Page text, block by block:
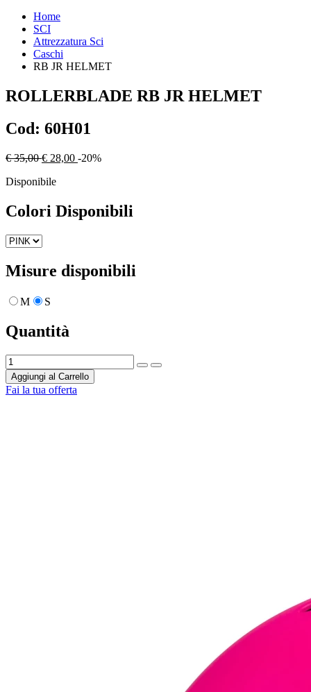
Home
SCI
Attrezzatura Sci
Caschi
RB JR HELMET
ROLLERBLADE RB JR HELMET
Cod: 60H01
€ 35,00 € 28,00 -20%
Disponibile
Colori Disponibili
Misure disponibili
M S
Quantità
Aggiungi al Carrello
Fai la tua offerta